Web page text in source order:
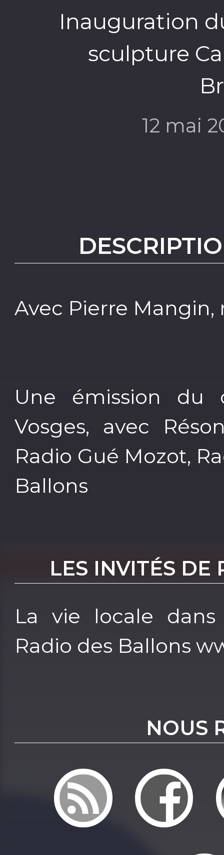
Inauguration
sculpture
12 mai
Avec Pierre Mangin,
Une émission du
Vosges, avec
Radio Gué Mozot,
Ballons
LES INVITÉS DE
La vie locale dans
Radio des Ballons
NOUS